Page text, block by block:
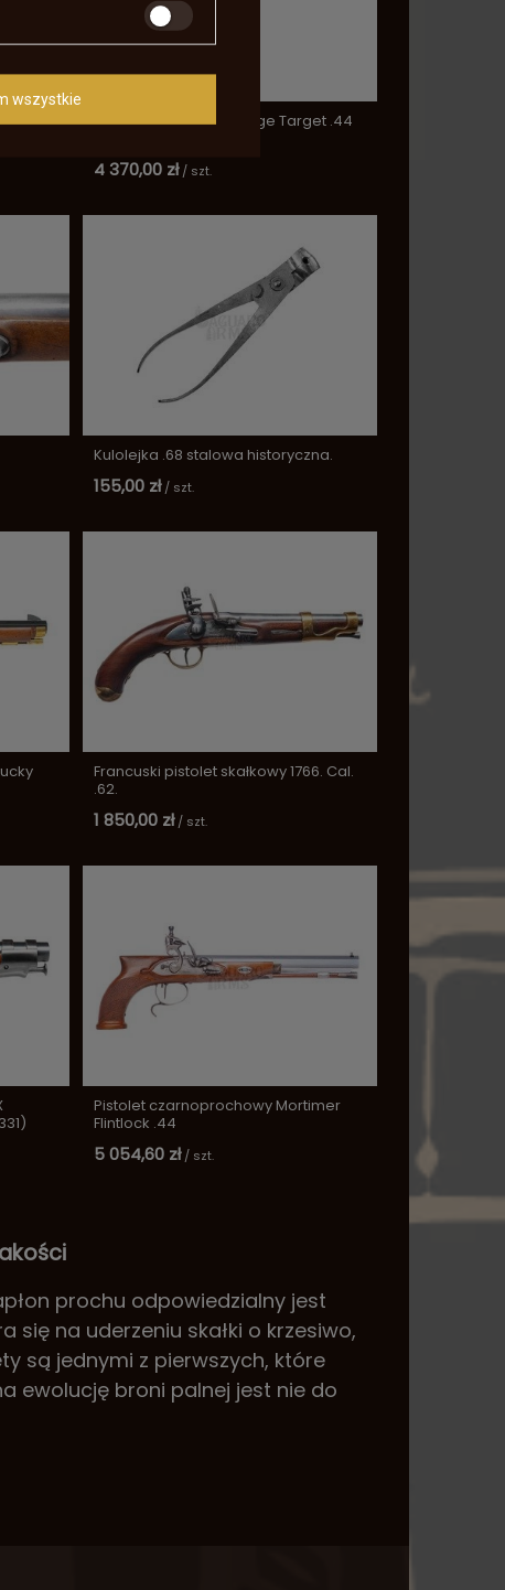
An
Pistolet skałkowy Le Page Target .44
4 370,00 zł / szt.
Kulolejka .68 stalowa historyczna.
155,00 zł / szt.
Francuski pistolet skałkowy 1766. Cal.
.62.
1 850,00 zł / szt.
Pistolet czarnoprochowy Mortimer
Flintlock .44
5 054,60 zł / szt.
prochu odpowiedzialny jest
się na uderzeniu skałki o krzesiwo,
są jednymi z pierwszych, które
ewolucję broni palnej jest nie do
wszystkie